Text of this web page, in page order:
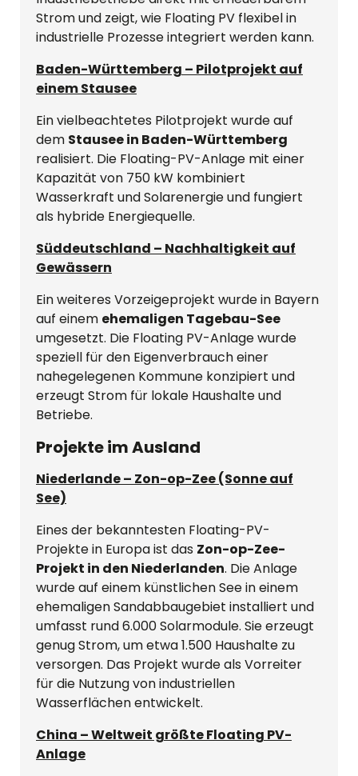
Strom und zeigt, wie Floating PV flexibel in
industrielle Prozesse integriert werden kann.
Baden-Württemberg – Pilotprojekt auf
einem Stausee
Ein vielbeachtetes Pilotprojekt wurde auf
dem Stausee in Baden-Württemberg
realisiert. Die Floating-PV-Anlage mit einer
Kapazität von 750 kW kombiniert
Wasserkraft und Solarenergie und fungiert
als hybride Energiequelle.
Süddeutschland – Nachhaltigkeit auf
Gewässern
Ein weiteres Vorzeigeprojekt wurde in Bayern
auf einem ehemaligen Tagebau-See
umgesetzt. Die Floating PV-Anlage wurde
speziell für den Eigenverbrauch einer
nahegelegenen Kommune konzipiert und
erzeugt Strom für lokale Haushalte und
Betriebe.
Projekte im Ausland
Niederlande – Zon-op-Zee (Sonne auf
See)
Eines der bekanntesten Floating-PV-
Projekte in Europa ist das Zon-op-Zee-
Projekt in den Niederlanden. Die Anlage
wurde auf einem künstlichen See in einem
ehemaligen Sandabbaugebiet installiert und
umfasst rund 6.000 Solarmodule. Sie erzeugt
genug Strom, um etwa 1.500 Haushalte zu
versorgen. Das Projekt wurde als Vorreiter
für die Nutzung von industriellen
Wasserflächen entwickelt.
China – Weltweit größte Floating PV-
Anlage